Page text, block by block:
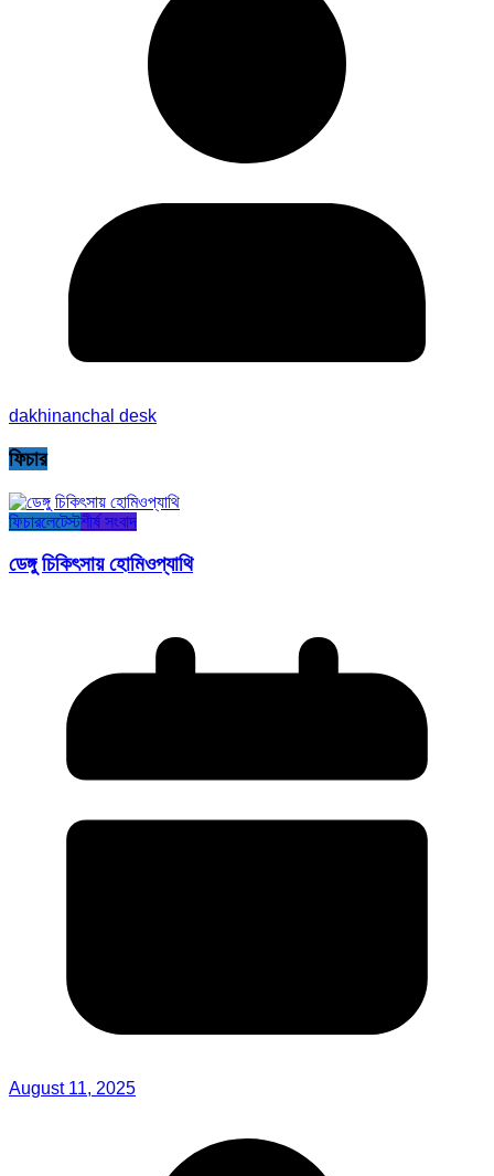
dakhinanchal desk
ফিচার
ফিচারলেটেস্টশীর্ষ সংবাদ
ডেঙ্গু চিকিৎসায় হোমিওপ্যাথি
August 11, 2025